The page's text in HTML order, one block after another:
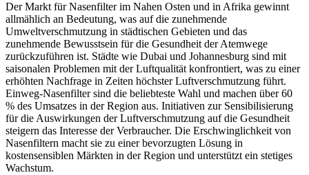
Der Markt für Nasenfilter im Nahen Osten und in Afrika gewinnt
allmählich an Bedeutung, was auf die zunehmende
Umweltverschmutzung in städtischen Gebieten und das
zunehmende Bewusstsein für die Gesundheit der Atemwege
zurückzuführen ist. Städte wie Dubai und Johannesburg sind mit
saisonalen Problemen mit der Luftqualität konfrontiert, was zu einer
erhöhten Nachfrage in Zeiten höchster Luftverschmutzung führt.
Einweg-Nasenfilter sind die beliebteste Wahl und machen über 60
% des Umsatzes in der Region aus. Initiativen zur Sensibilisierung
für die Auswirkungen der Luftverschmutzung auf die Gesundheit
steigern das Interesse der Verbraucher. Die Erschwinglichkeit von
Nasenfiltern macht sie zu einer bevorzugten Lösung in
kostensensiblen Märkten in der Region und unterstützt ein stetiges
Wachstum.